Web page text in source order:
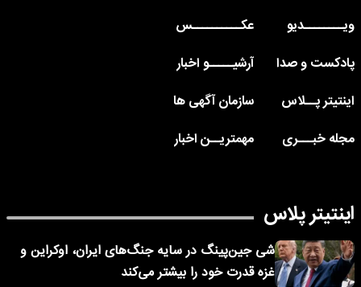
ویــــــــدیو
عکــــــــــس
پادکست و صدا
آرشیـــــو اخبار
اینتیتر پــلاس
سازمان آگهی ها
مجله خبـــری
مهمتریــن اخبار
اینتیتر پلاس
شی جین‌پینگ در سایه جنگ‌های ایران، اوکراین و
غزه قدرت خود را بیشتر می‌کند